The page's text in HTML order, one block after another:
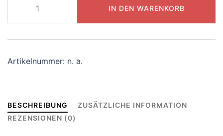
magical-
elephant
Menge
IN DEN WARENKORB
Artikelnummer: n. a.
BESCHREIBUNG
ZUSÄTZLICHE INFORMATION
REZENSIONEN (0)